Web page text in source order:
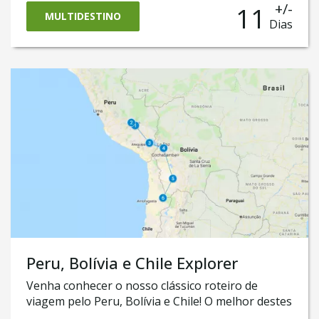
conhecer as majestosas paisagens desérticas. E,
para fechar com chave de ouro, também vai
cruzar a fronteira até a Bolívia para ter uma
sal da Bolívia, o Salar de Uyuni! Code of conduct
for Responsible Tourism
MULTIDESTINO 11 +/-
Dias
Peru, Bolívia e Chile Explorer
Venha conhecer o nosso clássico roteiro de
viagem pelo Peru, Bolívia e Chile! O melhor destes